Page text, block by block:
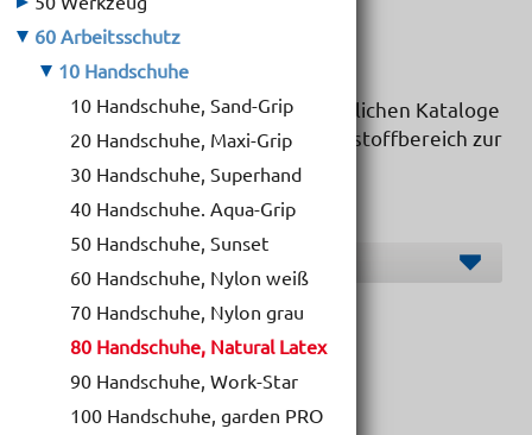
Hier dürfen wir Ihnen die übersichtlichen Kataloge
unserer Markenlieferanten im Baustoffbereich zur
Verfügung stellen.
Hersteller O-S
60 Arbeitsschutz
10 Handschuhe
10 Handschuhe, Sand-Grip
20 Handschuhe, Maxi-Grip
30 Handschuhe, Superhand
40 Handschuhe. Aqua-Grip
50 Handschuhe, Sunset
60 Handschuhe, Nylon weiß
70 Handschuhe, Nylon grau
80 Handschuhe, Natural Latex
90 Handschuhe, Work-Star
100 Handschuhe, garden PRO
Handschuhe, Natural Latex